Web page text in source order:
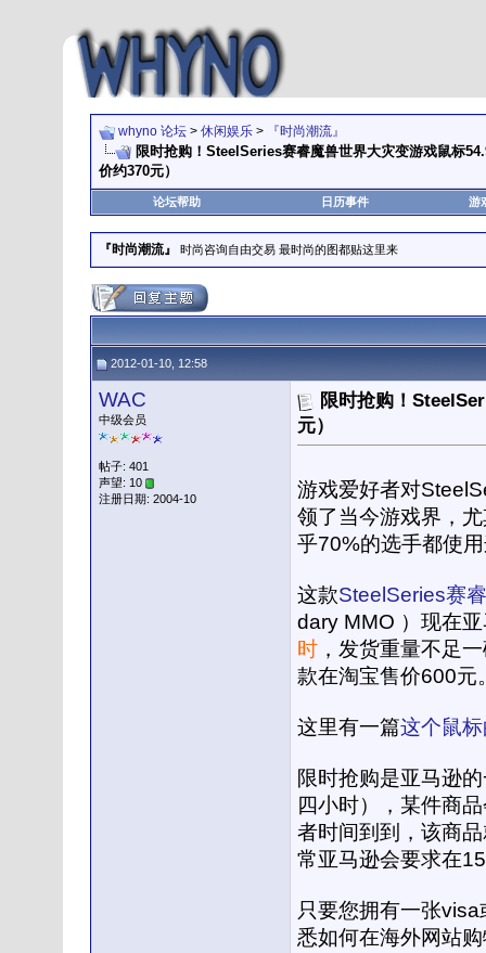
whyno 论坛 > 休闲娱乐 > 『时尚潮流』
限时抢购！SteelSeries赛睿魔兽世界大灾变游戏鼠标
价约370元）
论坛帮助 日历事件 游
『时尚潮流』 时尚咨询自由交易 最时尚的图都贴这里来
2012-01-10, 12:58
WAC
中级会员
帖子: 401
声望: 10
注册日期: 2004-10
限时抢购！
元）
游戏爱好者对
领了当今游戏界，
乎70%的选手都使
这款SteelSeries赛
dary MMO ）现在
时 ，发货重量不足
款在淘宝售价600元
这里有一篇这个鼠
限时抢购是亚马逊
四小时），某件商
者时间到到，该商
常亚马逊会要求在
只要您拥有一张
悉如何在海外网站